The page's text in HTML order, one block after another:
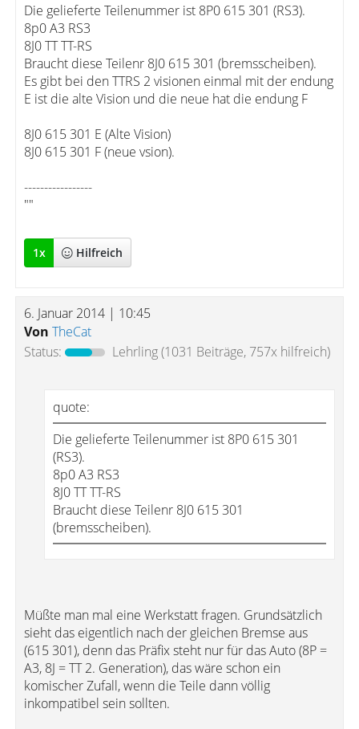
Die gelieferte Teilenummer ist 8P0 615 301 (RS3).
8p0 A3 RS3
8J0 TT TT-RS
Braucht diese Teilenr 8J0 615 301 (bremsscheiben).
Es gibt bei den TTRS 2 visionen einmal mit der endung
E ist die alte Vision und die neue hat die endung F
8J0 615 301 E (Alte Vision)
8J0 615 301 F (neue vsion).
-----------------
""
1x Hilfreich
6. Januar 2014 | 10:45
Von TheCat
Status:
Lehrling(1031 Beiträge, 757x hilfreich)
quote:
Die gelieferte Teilenummer ist 8P0 615 301
(RS3).
8p0 A3 RS3
8J0 TT TT-RS
Braucht diese Teilenr 8J0 615 301
(bremsscheiben).
Müßte man mal eine Werkstatt fragen. Grundsätzlich
sieht das eigentlich nach der gleichen Bremse aus
(615 301), denn das Präfix steht nur für das Auto (8P =
A3, 8J = TT 2. Generation), das wäre schon ein
komischer Zufall, wenn die Teile dann völlig
inkompatibel sein sollten.